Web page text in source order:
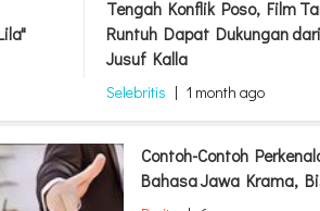
Tengah Konflik Poso, Film
Runtuh Dapat Dukungan dari
Jusuf Kalla
Selebritis | 1 month ago
Contoh-Contoh
Bahasa Jawa Krama,